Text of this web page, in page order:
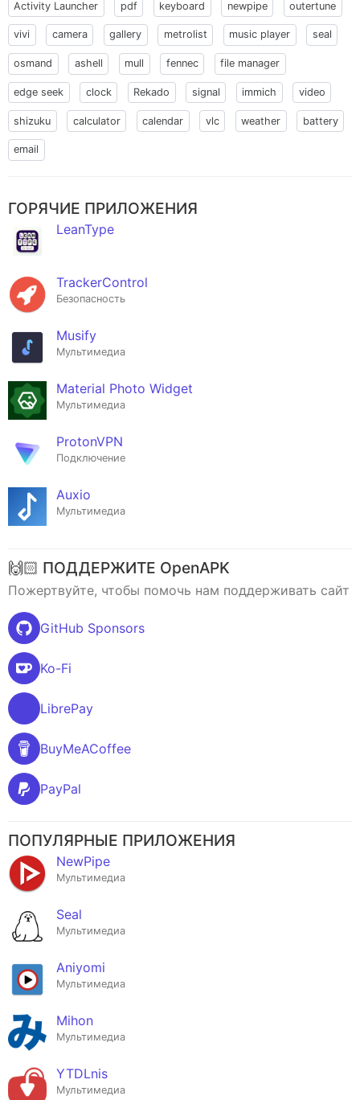
Activity Launcher pdf keyboard newpipe outertune
vivi camera gallery metrolist music player seal
osmand ashell mull fennec file manager
edge seek clock Rekado signal immich video
shizuku calculator calendar vlc weather battery
email
ГОРЯЧИЕ ПРИЛОЖЕНИЯ
LeanType
TrackerControl
Безопасность
Musify
Мультимедиа
Material Photo Widget
Мультимедиа
ProtonVPN
Подключение
Auxio
Мультимедиа
🙌🏻 ПОДДЕРЖИТЕ OpenAPK
Пожертвуйте, чтобы помочь нам поддерживать сайт
GitHub Sponsors
Ko-Fi
LibrePay
BuyMeACoffee
PayPal
ПОПУЛЯРНЫЕ ПРИЛОЖЕНИЯ
NewPipe
Мультимедиа
Seal
Мультимедиа
Aniyomi
Мультимедиа
Mihon
Мультимедиа
YTDLnis
Мультимедиа